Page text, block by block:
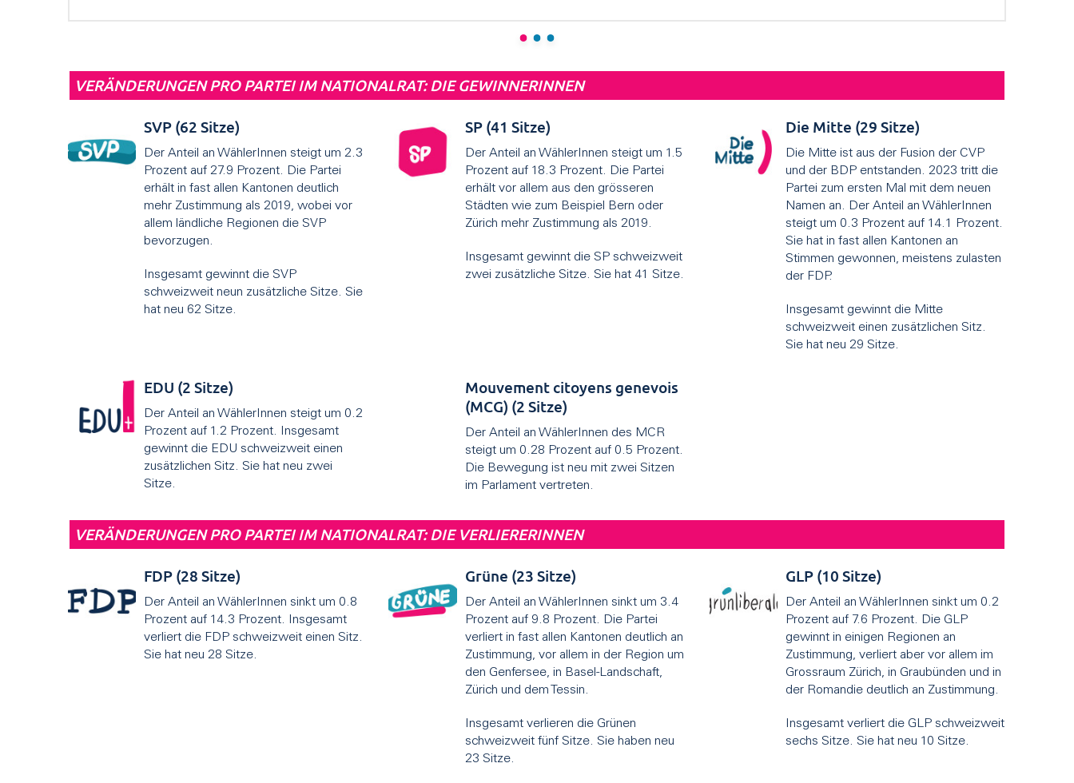
VERÄNDERUNGEN PRO PARTEI IM NATIONALRAT: DIE GEWINNERINNEN
SVP (62 Sitze)
Der Anteil an WählerInnen steigt um 2.3
Prozent auf 27.9 Prozent. Die Partei
erhält in fast allen Kantonen deutlich
mehr Zustimmung als 2019, wobei vor
allem ländliche Regionen die SVP
bevorzugen.
Insgesamt gewinnt die SVP
schweizweit neun zusätzliche Sitze. Sie
hat neu 62 Sitze.
SP (41 Sitze)
Der Anteil an WählerInnen steigt um 1.5
Prozent auf 18.3 Prozent. Die Partei
erhält vor allem aus den grösseren
Städten wie zum Beispiel Bern oder
Zürich mehr Zustimmung als 2019.
Insgesamt gewinnt die SP schweizweit
zwei zusätzliche Sitze. Sie hat 41 Sitze.
Die Mitte (29 Sitze)
Die Mitte ist aus der Fusion der CVP
und der BDP entstanden. 2023 tritt die
Partei zum ersten Mal mit dem neuen
Namen an. Der Anteil an WählerInnen
steigt um 0.3 Prozent auf 14.1 Prozent.
Sie hat in fast allen Kantonen an
Stimmen gewonnen, meistens zulasten
der FDP.
Insgesamt gewinnt die Mitte
schweizweit einen zusätzlichen Sitz.
Sie hat neu 29 Sitze.
EDU (2 Sitze)
Der Anteil an WählerInnen steigt um 0.2
Prozent auf 1.2 Prozent. Insgesamt
gewinnt die EDU schweizweit einen
zusätzlichen Sitz. Sie hat neu zwei
Sitze.
Mouvement citoyens genevois
(MCG) (2 Sitze)
Der Anteil an WählerInnen des MCR
steigt um 0.28 Prozent auf 0.5 Prozent.
Die Bewegung ist neu mit zwei Sitzen
im Parlament vertreten.
VERÄNDERUNGEN PRO PARTEI IM NATIONALRAT: DIE VERLIERERINNEN
FDP (28 Sitze)
Der Anteil an WählerInnen sinkt um 0.8
Prozent auf 14.3 Prozent. Insgesamt
verliert die FDP schweizweit einen Sitz.
Sie hat neu 28 Sitze.
Grüne (23 Sitze)
Der Anteil an WählerInnen sinkt um 3.4
Prozent auf 9.8 Prozent. Die Partei
verliert in fast allen Kantonen deutlich an
Zustimmung, vor allem in der Region um
den Genfersee, in Basel-Landschaft,
Zürich und dem Tessin.
Insgesamt verlieren die Grünen
schweizweit fünf Sitze. Sie haben neu
23 Sitze.
GLP (10 Sitze)
Der Anteil an WählerInnen sinkt um 0.2
Prozent auf 7.6 Prozent. Die GLP
gewinnt in einigen Regionen an
Zustimmung, verliert aber vor allem im
Grossraum Zürich, in Graubünden und in
der Romandie deutlich an Zustimmung.
Insgesamt verliert die GLP schweizweit
sechs Sitze. Sie hat neu 10 Sitze.